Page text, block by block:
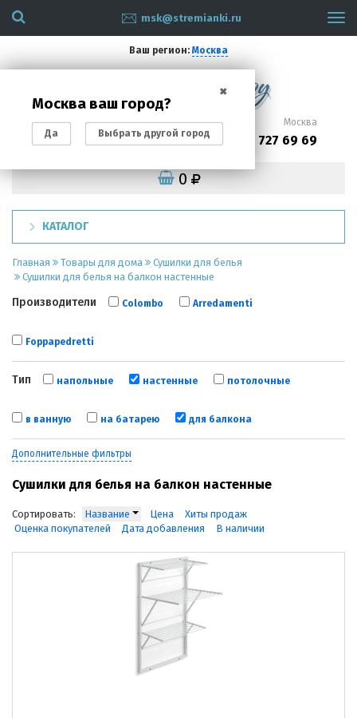
msk@stremianki.ru
Ваш регион: Москва
✖
Москва ваш город?
Да Выбрать другой город
Санкт-Петербург
(812) 200 87 93
Москва
(495) 727 69 69
0
КАТАЛОГ
Главная Товары для дома
Сушилки для белья
Сушилки для белья на балкон настенные
Производители Colombo Arredamenti
Foppapedretti
Тип напольные настенные потолочные
в ванную на батарею для балкона
Дополнительные фильтры
Сушилки для белья на балкон настенные
Сортировать: Название Цена
Хиты продаж
Оценка покупателей
Дата добавления В наличии